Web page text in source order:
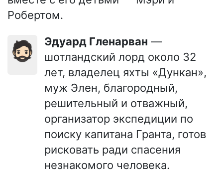
Робертом.
🧔🏻 Эдуард Гленарван —
шотландский лорд около 32
лет, владелец яхты «Дункан»,
муж Элен, благородный,
решительный и отважный,
организатор экспедиции по
поиску капитана Гранта, готов
рисковать ради спасения
незнакомого человека.